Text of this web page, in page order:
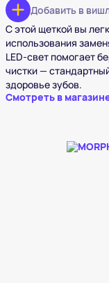
Добавить в
С этой щеткой вы
использования
LED‑свет помогает
чистки —
здоровье зубов.
Смотреть в